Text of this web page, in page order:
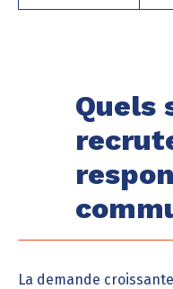
Quels
La demande